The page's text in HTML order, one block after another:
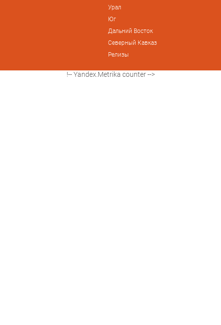
Урал
Юг
Дальний Восток
Северный Кавказ
Релизы
!-- Yandex.Metrika counter -->